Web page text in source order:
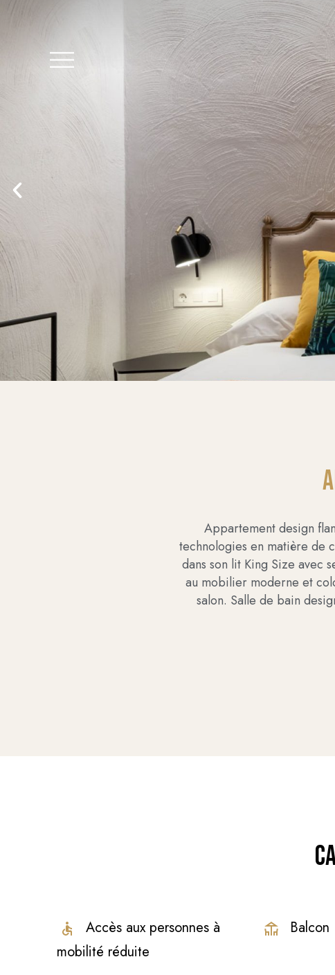
Appartement design
technologies en matière de
dans son lit King Size avec
au mobilier moderne et
salon. Salle de bain
Accès aux personnes à
mobilité réduite
Balcon